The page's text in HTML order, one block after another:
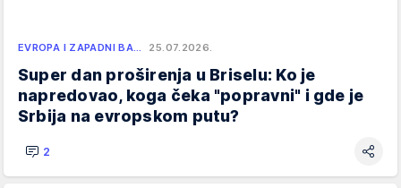
EVROPA I ZAPADNI BA… 25.07.2026.
Super dan proširenja u Briselu: Ko je
napredovao, koga čeka "popravni" i gde je
Srbija na evropskom putu?
2